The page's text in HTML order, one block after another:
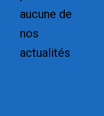
aucune de
nos
actualités